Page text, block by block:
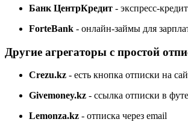
Банк ЦентрКредит - экспресс-
ForteBank - онлайн-займы для
Другие агрегаторы с простой
Crezu.kz - есть кнопка отписки на
Givemoney.kz - ссылка отписки в
Lemonza.kz - отписка через email